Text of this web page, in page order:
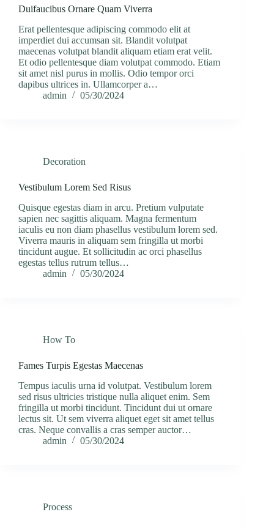
Duifaucibus Ornare Quam Viverra
Erat pellentesque adipiscing commodo elit at
imperdiet dui accumsan sit. Blandit volutpat
maecenas volutpat blandit aliquam etiam erat velit.
Et odio pellentesque diam volutpat commodo. Etiam
sit amet nisl purus in mollis. Odio tempor orci
dapibus ultrices in. Ullamcorper a…
admin
05/30/2024
Decoration
Vestibulum Lorem Sed Risus
Quisque egestas diam in arcu. Pretium vulputate
sapien nec sagittis aliquam. Magna fermentum
iaculis eu non diam phasellus vestibulum lorem sed.
Viverra mauris in aliquam sem fringilla ut morbi
tincidunt augue. Et sollicitudin ac orci phasellus
egestas tellus rutrum tellus…
admin
05/30/2024
How To
Fames Turpis Egestas Maecenas
Tempus iaculis urna id volutpat. Vestibulum lorem
sed risus ultricies tristique nulla aliquet enim. Sem
fringilla ut morbi tincidunt. Tincidunt dui ut ornare
lectus sit. Ut sem viverra aliquet eget sit amet tellus
cras. Neque convallis a cras semper auctor…
admin
05/30/2024
Process